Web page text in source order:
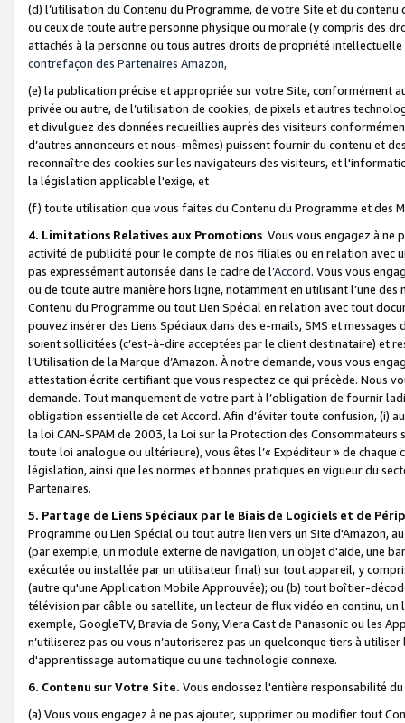
(d) l’utilisation du Contenu du Programme, de votre Site et du
ou ceux de toute autre personne physique ou morale (y compris des
attachés à la personne ou tous autres droits de propriété
contrefaçon des Partenaires Amazon,
(e) la publication précise et appropriée sur votre Site, conformément
privée ou autre, de l’utilisation de cookies, de pixels et autres
et divulguez des données recueillies auprès des visiteurs
d’autres annonceurs et nous-mêmes) puissent fournir du contenu et
reconnaître des cookies sur les navigateurs des visiteurs, et
la législation applicable l'exige, et
(f) toute utilisation que vous faites du Contenu du Programme et des
4. Limitations Relatives aux Promotions Vous vous engagez à ne
activité de publicité pour le compte de nos filiales ou en relation avec
pas expressément autorisée dans le cadre de l’Accord. Vous vous
ou de toute autre manière hors ligne, notamment en utilisant l’une
Contenu du Programme ou tout Lien Spécial en relation avec tout
pouvez insérer des Liens Spéciaux dans des e-mails, SMS et
soient sollicitées (c’est-à-dire acceptées par le client destinataire) et
l’Utilisation de la Marque d’Amazon. À notre demande, vous vous
attestation écrite certifiant que vous respectez ce qui précède. Nous
demande. Tout manquement de votre part à l’obligation de fournir
obligation essentielle de cet Accord. Afin d’éviter toute confusion, (i)
la loi CAN-SPAM de 2003, la Loi sur la Protection des
toute loi analogue ou ultérieure), vous êtes l’« Expéditeur » de
législation, ainsi que les normes et bonnes pratiques en vigueur du
Partenaires.
5. Partage de Liens Spéciaux par le Biais de Logiciels et de
Programme ou Lien Spécial ou tout autre lien vers un Site d'Amazon,
(par exemple, un module externe de navigation, un objet d'aide, une
exécutée ou installée par un utilisateur final) sur tout appareil, y
(autre qu'une Application Mobile Approuvée); ou (b) tout boîtier-
télévision par câble ou satellite, un lecteur de flux vidéo en continu,
exemple, GoogleTV, Bravia de Sony, Viera Cast de Panasonic ou les
n’utiliserez pas ou vous n’autoriserez pas un quelconque tiers à
d'apprentissage automatique ou une technologie connexe.
6. Contenu sur Votre Site. Vous endossez l'entière responsabilité
(a) Vous vous engagez à ne pas ajouter, supprimer ou modifier tout